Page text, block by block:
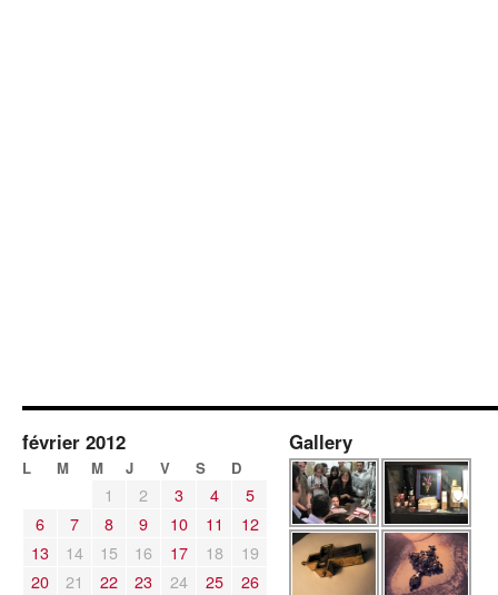
février 2012
L M M J V S D
1 2 3 4
5
6
7 8 9 10 11
12
13
14 15 16 17 18
19
20
21 22 23 24 25
26
Gallery